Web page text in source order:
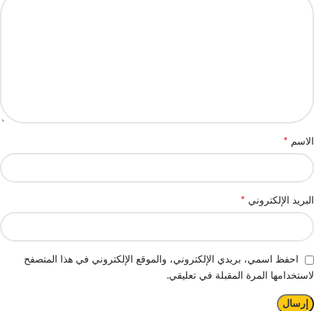
الاسم *
البريد الإلكتروني *
احفظ اسمي، بريدي الإلكتروني، والموقع الإلكتروني في هذا المتصفح
لاستخدامها المرة المقبلة في تعليقي.